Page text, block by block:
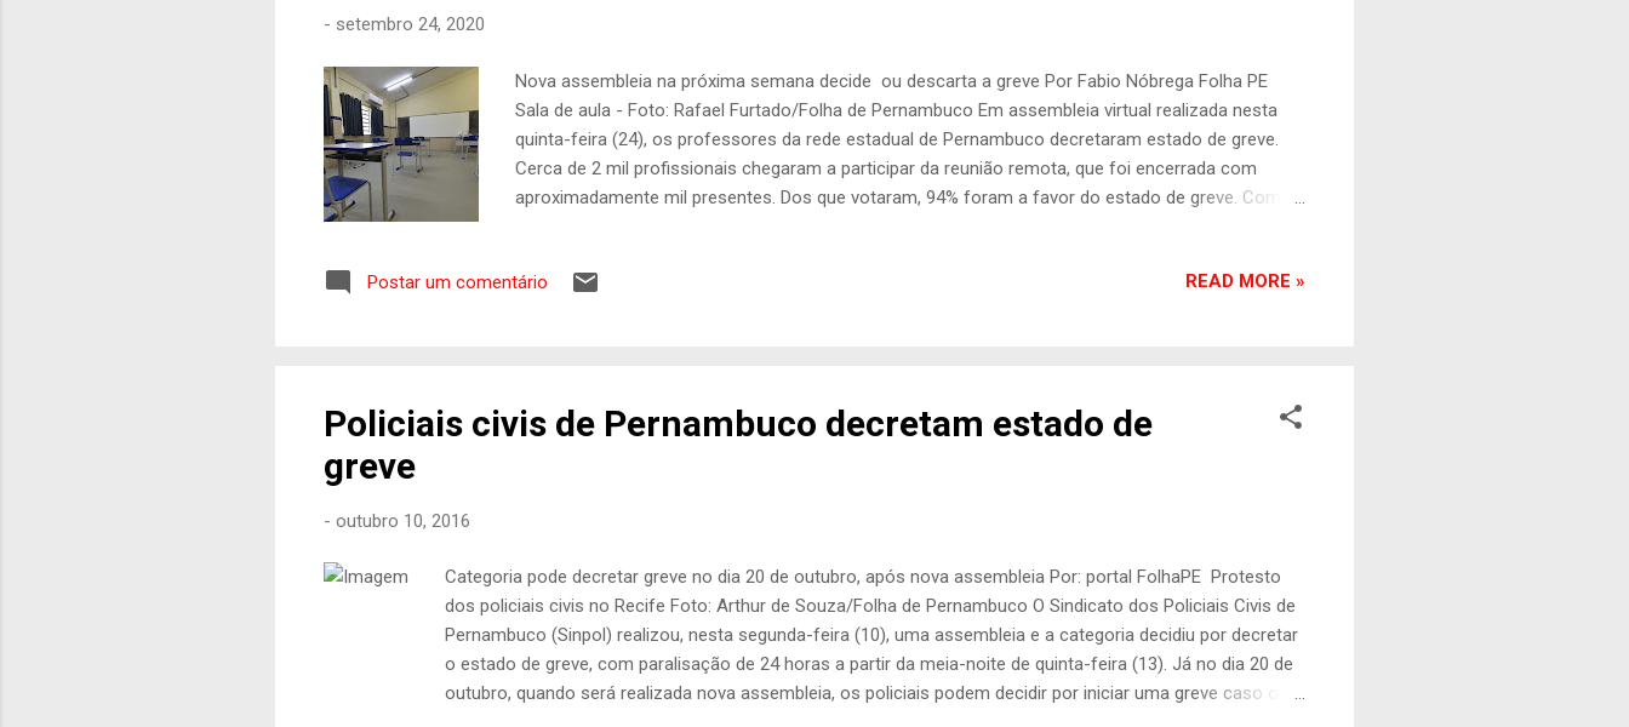
- setembro 24, 2020
Nova assembleia na próxima semana decide ou descarta a greve Por Fabio Nóbrega Folha PE
Sala de aula - Foto: Rafael Furtado/Folha de Pernambuco Em assembleia virtual realizada nesta
quinta-feira (24), os professores da rede estadual de Pernambuco decretaram estado de greve.
Cerca de 2 mil profissionais chegaram a participar da reunião remota, que foi encerrada com
aproximadamente mil presentes. Dos que votaram, 94% foram a favor do estado de greve. Com a
volta das aulas do 3º ano do Ensino Médio nesta data e das outras duas séries nas terças-feiras
Postar um comentário READ MORE »
Policiais civis de Pernambuco decretam estado de
greve
- outubro 10, 2016
Categoria pode decretar greve no dia 20 de outubro, após nova assembleia Por: portal FolhaPE Protesto
dos policiais civis no Recife Foto: Arthur de Souza/Folha de Pernambuco O Sindicato dos Policiais Civis de
Pernambuco (Sinpol) realizou, nesta segunda-feira (10), uma assembleia e a categoria decidiu por decretar
o estado de greve, com paralisação de 24 horas a partir da meia-noite de quinta-feira (13). Já no dia 20 de
outubro, quando será realizada nova assembleia, os policiais podem decidir por iniciar uma greve caso o